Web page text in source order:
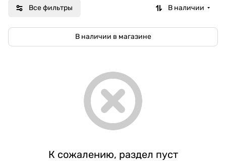
Все фильтры В наличии
В наличии в магазине
К сожалению, раздел пуст